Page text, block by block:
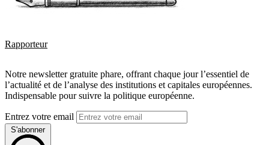
Rapporteur
Notre newsletter gratuite phare, offrant chaque jour l’essentiel de
l’actualité et de l’analyse des institutions et capitales européennes.
Indispensable pour suivre la politique européenne.
Entrez votre email
S'abonner